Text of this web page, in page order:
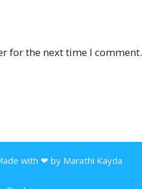
for the next time I comment.
with ❤ by Marathi Kayda